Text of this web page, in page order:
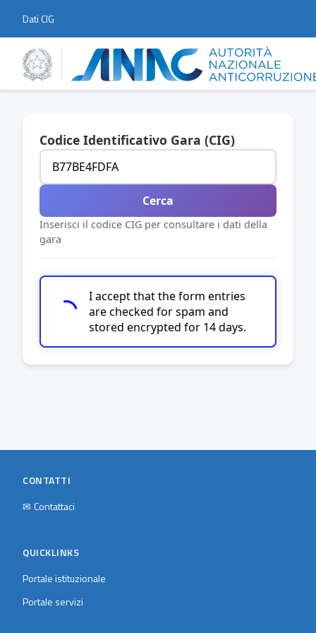
Dati CIG
Codice Identificativo Gara (CIG)
Cerca
Inserisci il codice CIG per consultare i dati della
gara
I accept that the form entries
are checked for spam and
stored encrypted for 14 days.
CONTATTI
✉ Contattaci
QUICKLINKS
Portale istituzionale
Portale servizi